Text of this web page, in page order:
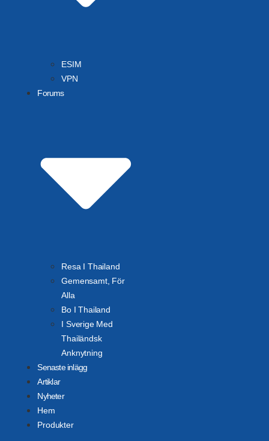
ESIM
VPN
Forums
Resa I Thailand
Gemensamt, För
Alla
Bo I Thailand
I Sverige Med
Thailändsk
Anknytning
Senaste inlägg
Artiklar
Nyheter
Hem
Produkter